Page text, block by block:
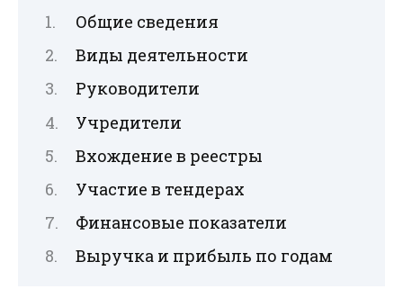
Общие сведения
Виды деятельности
Руководители
Учредители
Вхождение в реестры
Участие в тендерах
Финансовые показатели
Выручка и прибыль по годам